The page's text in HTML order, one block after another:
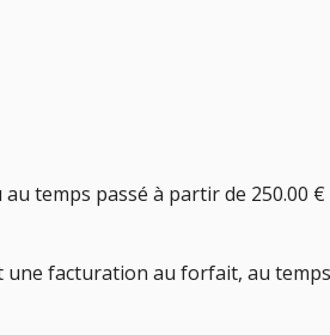
temps passé à partir de 250.00
facturation au forfait, au